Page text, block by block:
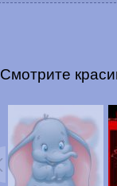
Смотрите